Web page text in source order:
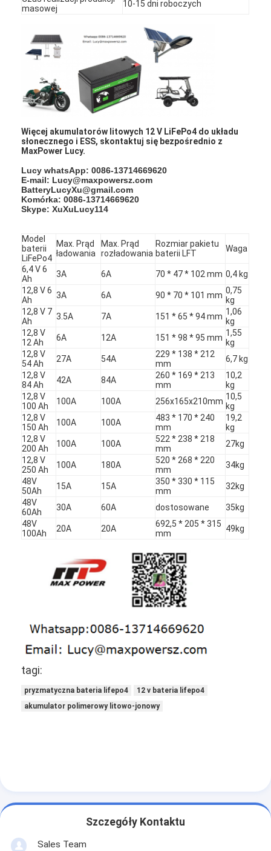
Wycieczka po fabryce
Kontrola jakości
Skontaktuj się z nami
Aktualności
Bateria litowa LiFePO4
Akumulatory litowo-jonowe
Baterie do przechowywania energii
Akumulatory NIMH
Ładowarka baterii LCD
Pakiety baterii Nimh
Nicd Battery Packs
Pakiety baterii litowo-jonowych
Ładowalna bateria latarki
Akumulator oświetlenia awaryjnego
Bateria Li Mno2
Bateria Li Socl2
Hybrydowa bateria samochodowa
masowej
10-15 dni roboczych
Więcej akumulatorów litowych 12 V LiFePo4 do układu
słonecznego i ESS, skontaktuj się bezpośrednio z
MaxPower Lucy.
Lucy whatsApp: 0086-13714669620
E-mail: Lucy@maxpowersz.com
BatteryLucyXu@gmail.com
Komórka: 0086-13714669620
Skype: XuXuLucy114
Model
baterii
LiFePo4
Max. Prąd
ładowania
Max. Prąd
rozładowania
Rozmiar pakietu
baterii LFT
Waga
6,4 V 6
Ah
3A 6A 70 * 47 * 102 mm 0,4 kg
12,8 V 6
Ah
3A 6A 90 * 70 * 101 mm 0,75
kg
12,8 V 7
Ah
3.5A 7A 151 * 65 * 94 mm 1,06
kg
12,8 V
12 Ah
6A 12A 151 * 98 * 95 mm 1,55
kg
12,8 V
54 Ah
27A 54A
229 * 138 * 212
mm
6,7 kg
12,8 V
84 Ah
42A 84A
260 * 169 * 213
mm
10,2
kg
12,8 V
100 Ah
100A 100A 256x165x210mm 10,5
kg
12,8 V
150 Ah
100A 100A
483 * 170 * 240
mm
19,2
kg
12,8 V
200 Ah
100A 100A
522 * 238 * 218
mm
27kg
12,8 V
250 Ah
100A 180A
520 * 268 * 220
mm
34kg
48V
50Ah
15A 15A
350 * 330 * 115
mm
32kg
48V
60Ah
30A 60A dostosowane
35kg
48V
100Ah
20A 20A
692,5 * 205 * 315
mm
49kg
tagi:
pryzmatyczna bateria lifepo4
12 v bateria lifepo4
akumulator polimerowy litowo-jonowy
Szczegóły Kontaktu
Sales Team